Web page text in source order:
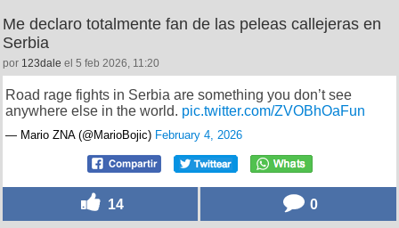
Me declaro totalmente fan de las peleas callejeras en
Serbia
por 123dale el 5 feb 2026, 11:20
Road rage fights in Serbia are something you don’t see
anywhere else in the world. pic.twitter.com/ZVOBhOaFun
— Mario ZNA (@MarioBojic) February 4, 2026
14 0